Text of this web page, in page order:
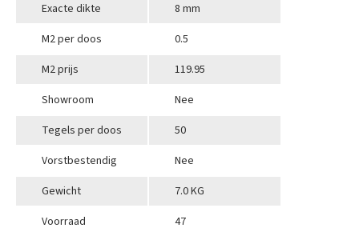
Exacte dikte
8 mm
M2 per doos
0.5
M2 prijs
119.95
Showroom
Nee
Tegels per doos
50
Vorstbestendig
Nee
Gewicht
7.0 KG
Voorraad
47